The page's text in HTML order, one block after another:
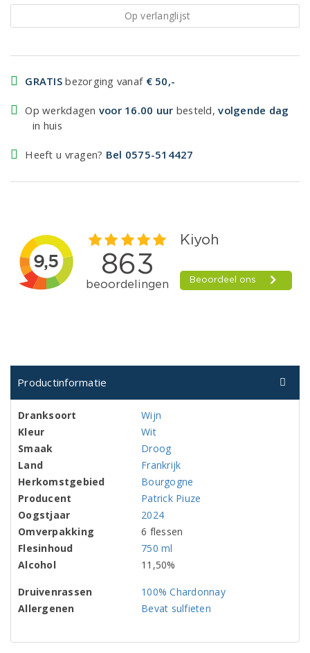
Op verlanglijst
GRATIS bezorging vanaf € 50,-
Op werkdagen voor 16.00 uur besteld,volgende dag
in huis
Heeft u vragen? Bel 0575-514427
Productinformatie
Dranksoort
Wijn
Kleur
Wit
Smaak
Droog
Land
Frankrijk
Herkomstgebied
Bourgogne
Producent
Patrick Piuze
Oogstjaar
2024
Omverpakking
6 flessen
Flesinhoud
750 ml
Alcohol
11,50%
Druivenrassen
100% Chardonnay
Allergenen
Bevat sulfieten